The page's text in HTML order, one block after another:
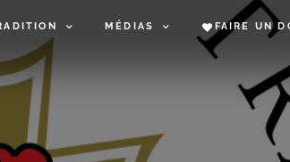
MÉDIAS FAIRE UN